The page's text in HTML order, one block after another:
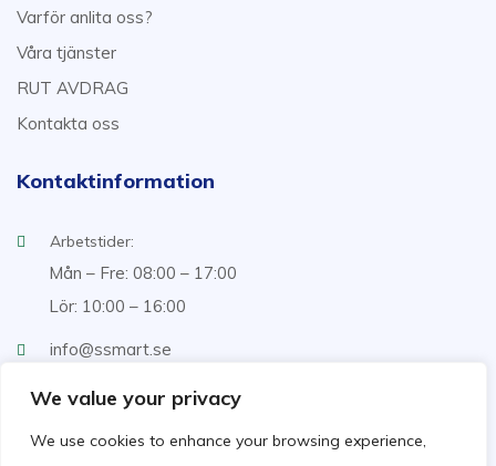
We value your privacy
We use cookies to enhance your browsing experience,
Varför anlita oss?
Våra tjänster
RUT AVDRAG
Kontakta oss
Kontaktinformation
Arbetstider:
Mån – Fre: 08:00 – 17:00
Lör: 10:00 – 16:00
info@ssmart.se
+46707322222